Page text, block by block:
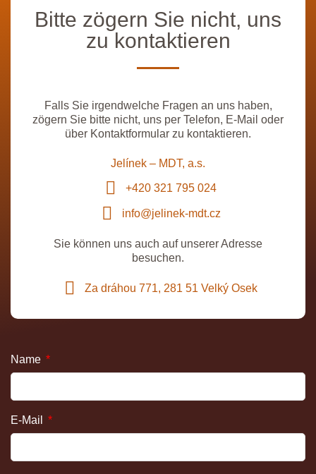
Bitte zögern Sie nicht, uns
zu kontaktieren
Falls Sie irgendwelche Fragen an uns haben,
zögern Sie bitte nicht, uns per Telefon, E-Mail oder
über Kontaktformular zu kontaktieren.
Jelínek – MDT, a.s.
+420 321 795 024
info@jelinek-mdt.cz
Sie können uns auch auf unserer Adresse
besuchen.
Za dráhou 771, 281 51 Velký Osek
Name
E-Mail